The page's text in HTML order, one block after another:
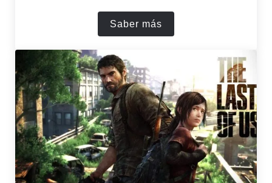
Saber más¿Cómo termina Juego de